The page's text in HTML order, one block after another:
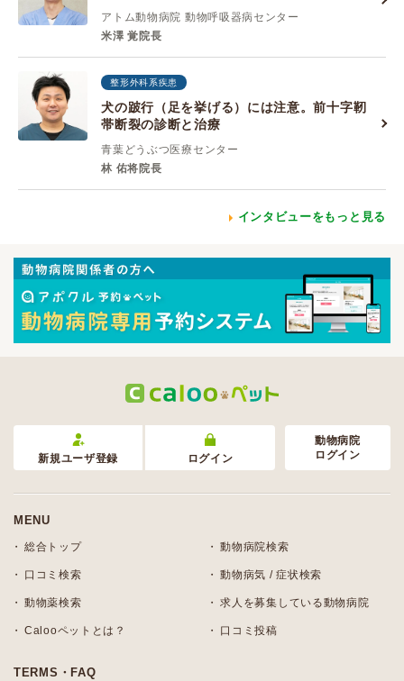
アトム動物病院 動物呼吸器病センター
米澤 覚院長
整形外科系疾患
犬の跛行（足を挙げる）には注意。前十字靭
帯断裂の診断と治療
青葉どうぶつ医療センター
林 佑将院長
インタビューをもっと見る
新規ユーザ登録 ログイン
動物病院
ログイン
MENU
総合トップ 動物病院検索
口コミ検索 動物病気 / 症状検索
動物薬検索 求人を募集している動物病院
Calooペットとは？ 口コミ投稿
TERMS・FAQ